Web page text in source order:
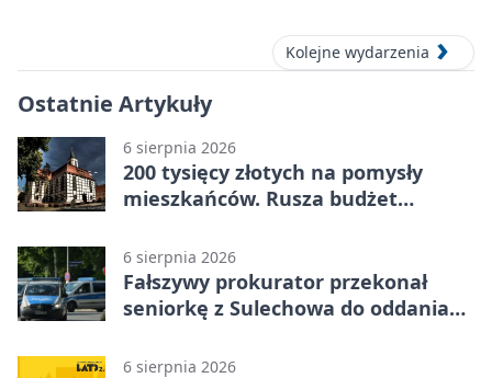
Kolejne wydarzenia
Ostatnie Artykuły
6 sierpnia 2026
200 tysięcy złotych na pomysły
mieszkańców. Rusza budżet
6 sierpnia 2026
Fałszywy prokurator przekonał
seniorkę z Sulechowa do oddania
6 sierpnia 2026